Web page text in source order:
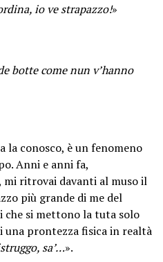
io ve strapazzo!»
botte come nun v’hanno
la conosco, è un fenomeno
Anni e anni fa,
ritrovai davanti al muso il
più grande di me del
si mettono la tuta solo
una prontezza fisica in realtà
sa’…».